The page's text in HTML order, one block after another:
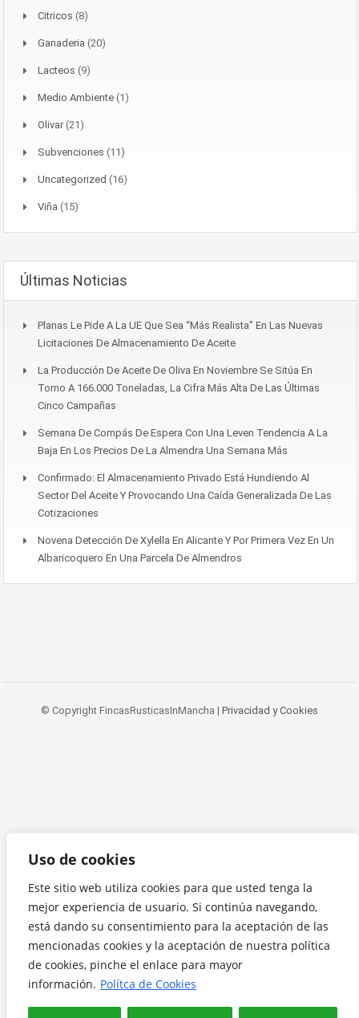
Uso de cookies
Este sitio web utiliza cookies para que usted tenga la
mejor experiencia de usuario. Si continúa navegando,
está dando su consentimiento para la aceptación de las
mencionadas cookies y la aceptación de nuestra política
de cookies, pinche el enlace para mayor
información. Polítca de Cookies
Citricos (8)
Ganaderia (20)
Lacteos (9)
Medio Ambiente (1)
Olivar(21)
Subvenciones (11)
Uncategorized (16)
Viña (15)
Últimas Noticias
Planas Le Pide A La UE Que Sea “más Realista” En Las Nuevas
Licitaciones De Almacenamiento De Aceite
La Producción De Aceite De Oliva En Noviembre Se Sitúa En
Torno A 166.000 Toneladas, La Cifra Más Alta De Las Últimas
Cinco Campañas
Semana De Compás De Espera Con Una Leven Tendencia A La
Baja En Los Precios De La Almendra Una Semana Más
Confirmado: El Almacenamiento Privado Está Hundiendo Al
Sector Del Aceite Y Provocando Una Caída Generalizada De Las
Cotizaciones
Novena Detección De Xylella En Alicante Y Por Primera Vez En Un
Albaricoquero En Una Parcela De Almendros
© Copyright FincasRusticasInMancha | Privacidad y Cookies